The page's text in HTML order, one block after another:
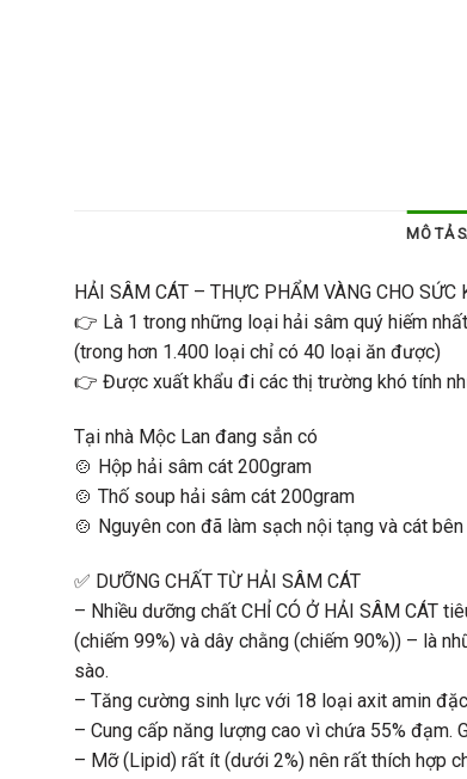
MÔ TẢ
HẢI SÂM CÁT – THỰC PHẨM VÀNG CHO SỨC
👉 Là 1 trong những loại hải sâm quý hiếm
(trong hơn 1.400 loại chỉ có 40 loại ăn được)
👉 Được xuất khẩu đi các thị trường khó tính
Tại nhà Mộc Lan đang sẳn có
🍲 Hộp hải sâm cát 200gram
🍲 Thố soup hải sâm cát 200gram
🍲 Nguyên con đã làm sạch nội tạng và cát
✅ DƯỠNG CHẤT TỪ HẢI SÂM CÁT
– Nhiều dưỡng chất CHỈ CÓ Ở HẢI SÂM CÁT
(chiếm 99%) và dây chằng (chiếm 90%)) – là
sào.
– Tăng cường sinh lực với 18 loại axit amin
– Cung cấp năng lượng cao vì chứa 55% đạm.
– Mỡ (Lipid) rất ít (dưới 2%) nên rất thích hợp